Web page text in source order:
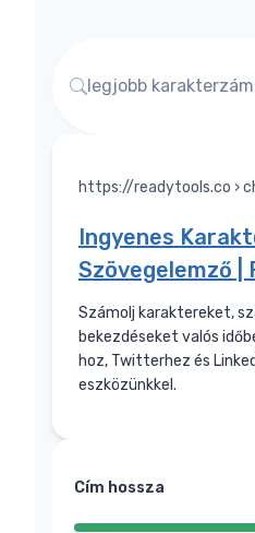
legjobb
https://readytools.co ›
Ingyenes
Szövegelemző |
Számolj karaktereket,
bekezdéseket valós
hoz, Twitterhez és
eszközünkkel.
Cím hossza